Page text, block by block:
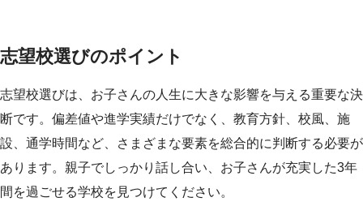
志望校選びのポイント
志望校選びは、お子さんの人生に大きな影響を与える重要な決
断です。偏差値や進学実績だけでなく、教育方針、校風、施
設、通学時間など、さまざまな要素を総合的に判断する必要が
あります。親子でしっかり話し合い、お子さんが充実した3年
間を過ごせる学校を見つけてください。